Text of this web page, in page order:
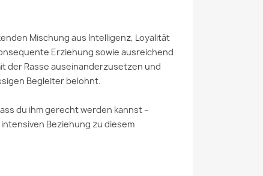
Mischung aus Intelligenz, Loyalität
Erziehung sowie ausreichend
der Rasse auseinanderzusetzen und
Begleiter belohnt.
du ihm gerecht werden kannst –
Beziehung zu diesem